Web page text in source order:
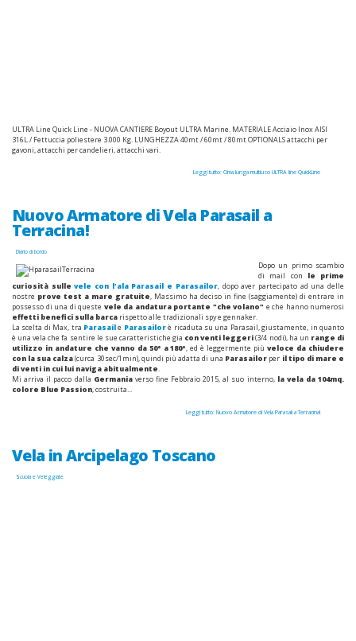
ULTRA Line Quick Line - NUOVA CANTIERE Boyout ULTRA Marine. MATERIALE Acciaio Inox AISI
316L / Fettuccia poliestere 3.000 Kg. LUNGHEZZA 40mt / 60mt / 80mt OPTIONALS attacchi per
gavoni, attacchi per candelieri, attacchi vari.
Leggi tutto: Cima lunga multiuso ULTRA line QuickLine
Nuovo Armatore di Vela Parasail a
Terracina!
Diario di bordo
Dopo un primo scambio
di mail con le prime
curiosità sullevele con l'ala Parasail e Parasailor, dopo aver partecipato ad una delle
nostre prove test a mare gratuite, Massimo ha deciso in fine (saggiamente) di entrare in
possesso di una di queste vele da andatura portante "che volano" e che hanno numerosi
effetti benefici sulla barca rispetto alle tradizionali spy e gennaker.
La scelta di Max, tra Parasaile Parasailorè ricaduta su una Parasail, giustamente, in quanto
è una vela che fa sentire le sue caratteristiche gia con venti leggeri(3/4 nodi), ha un range di
utilizzo in andature che vanno da 50° a 180°, ed è leggermente piùveloce da chiudere
con la sua calza(curca 30sec/1min), quindi più adatta di una Parasailor per il tipo di mare e
di venti in cui lui naviga abitualmente.
Mi arriva il pacco dalla Germaniaverso fine Febbraio 2015, al suo interno, la vela da 104mq.
colore Blue Passion, costruita...
Leggi tutto: Nuovo Armatore di Vela Parasail a Terracina!
Vela in Arcipelago Toscano
Scuola e Veleggiate